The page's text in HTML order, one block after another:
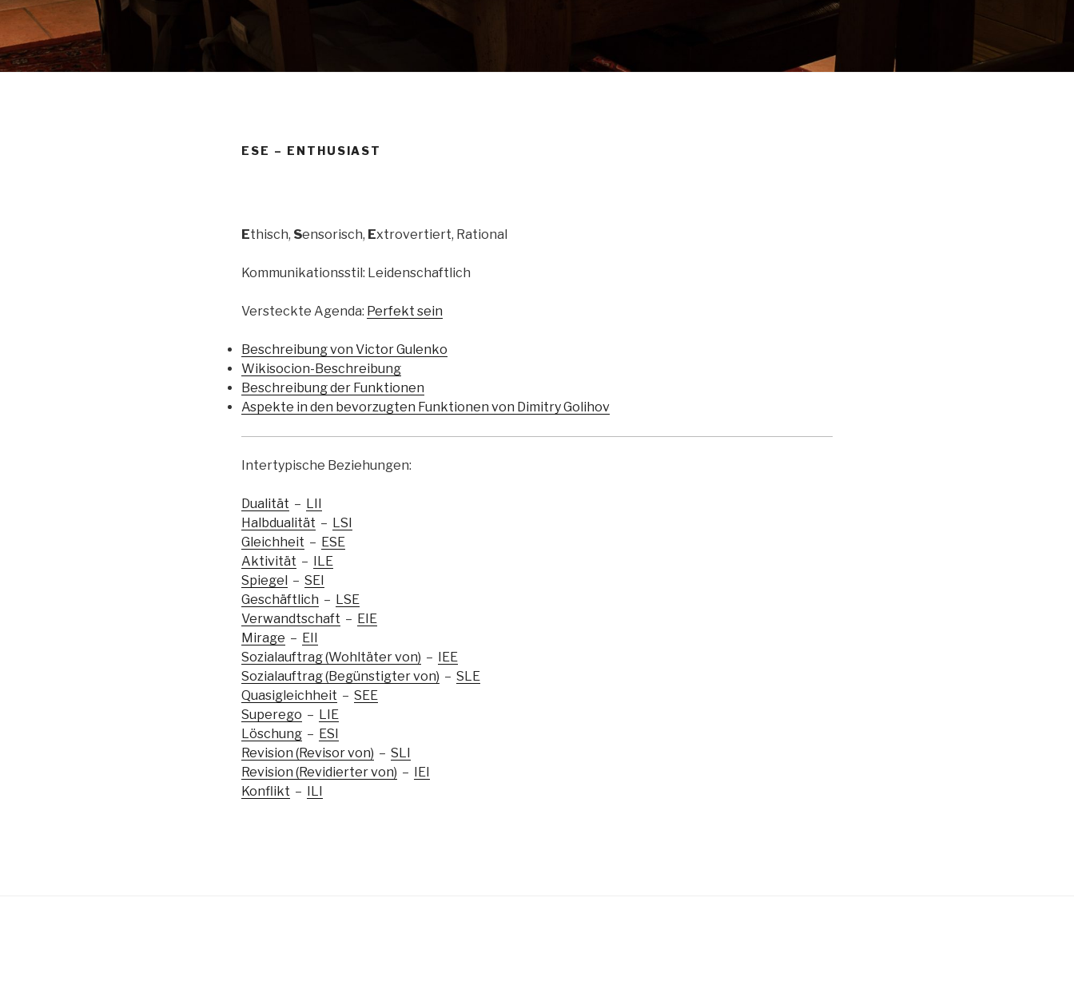
ESE – ENTHUSIAST
Ethisch, Sensorisch, Extrovertiert, Rational
Kommunikationsstil: Leidenschaftlich
Versteckte Agenda: Perfekt sein
Beschreibung von Victor Gulenko
Wikisocion-Beschreibung
Beschreibung der Funktionen
Aspekte in den bevorzugten Funktionen von Dimitry Golihov
Intertypische Beziehungen:
Dualität – LII
Halbdualität – LSI
Gleichheit – ESE
Aktivität – ILE
Spiegel – SEI
Geschäftlich – LSE
Verwandtschaft – EIE
Mirage – EII
Sozialauftrag (Wohltäter von) – IEE
Sozialauftrag (Begünstigter von) – SLE
Quasigleichheit – SEE
Superego – LIE
Löschung – ESI
Revision (Revisor von) – SLI
Revision (Revidierter von) – IEI
Konflikt – ILI